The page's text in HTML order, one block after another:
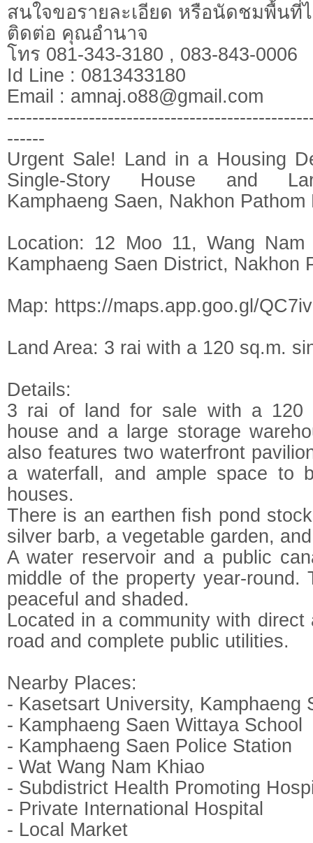
สนใจขอรายละเอียด หรือนัดชมพื้นที่
ติดต่อ คุณอำนาจ
โทร 081-343-3180 , 083-843-0006
Id Line : 0813433180
Email : amnaj.o88@gmail.com
------
Urgent Sale! Land in a Housing
Single-Story House and
Kamphaeng Saen, Nakhon Pathom
Location: 12 Moo 11, Wang Nam
Kamphaeng Saen District, Nakhon
Map: https://maps.app.goo.gl/
Land Area: 3 rai with a 120 sq.m.
Details:
3 rai of land for sale with a 120
house and a large storage
also features two waterfront
a waterfall, and ample space to
houses.
There is an earthen fish pond
silver barb, a vegetable garden,
A water reservoir and a public
middle of the property year-round.
peaceful and shaded.
Located in a community with
road and complete public utilities.
Nearby Places:
- Kasetsart University, Kamphaeng
- Kamphaeng Saen Wittaya School
- Kamphaeng Saen Police Station
- Wat Wang Nam Khiao
- Subdistrict Health Promoting
- Private International Hospital
- Local Market